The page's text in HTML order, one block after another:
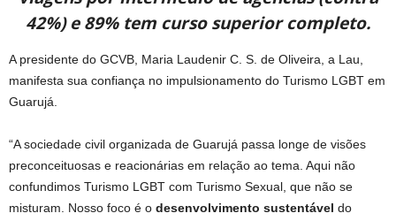
42%) e 89% tem curso superior completo.
A presidente do GCVB, Maria Laudenir C. S. de Oliveira, a Lau,
manifesta sua confiança no impulsionamento do Turismo LGBT em
Guarujá.
“A sociedade civil organizada de Guarujá passa longe de visões
preconceituosas e reacionárias em relação ao tema. Aqui não
confundimos Turismo LGBT com Turismo Sexual, que não se
misturam. Nosso foco é o desenvolvimento sustentável do